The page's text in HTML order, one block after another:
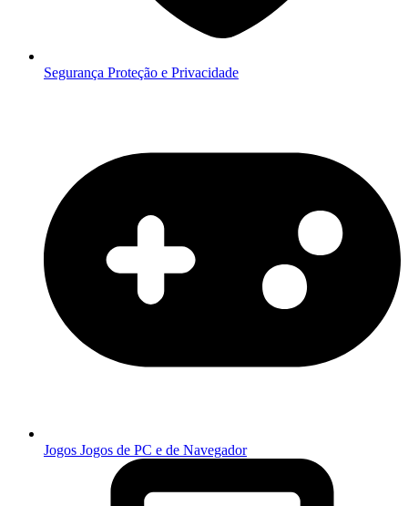
Segurança Proteção e Privacidade
Jogos Jogos de PC e de Navegador